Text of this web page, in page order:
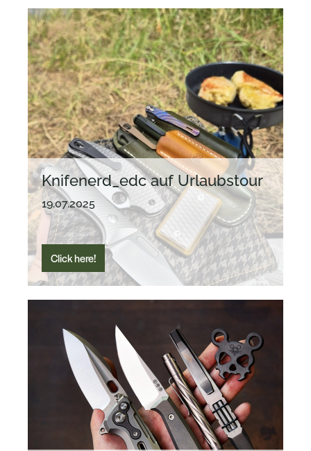
Knifenerd_edc auf Urlaubstour
19.07.2025
Click here!